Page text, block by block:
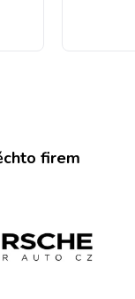
firem